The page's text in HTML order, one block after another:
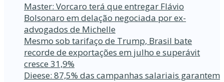
Master: Vorcaro terá que entregar Flávio
Bolsonaro em delação negociada por ex-
advogados de Michelle
Mesmo sob tarifaço de Trump, Brasil bate
recorde de exportações em julho e superávit
cresce 31,9%
Dieese: 87,5% das campanhas salariais garantem